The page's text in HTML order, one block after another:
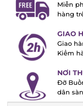
Miễn
hàng
GIAO
Giao
Kiểm
NƠI
Đỡ
dân